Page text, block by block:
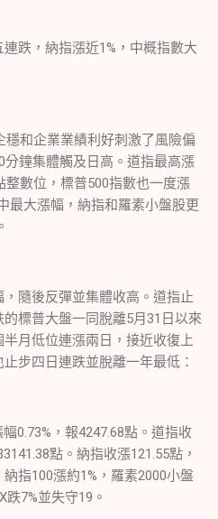
跌，納指漲近1%，中概指數大
穩和企業業績利好刺激了風險偏
鐘集體觸及日高。道指最高漲
整數位，標普500指數也一度漲
最大漲幅，納指和羅素小盤股更
隨後反彈並集體收高。道指止
標普大盤一同脫離5月31日以來
月低位連漲兩日，接近收復上
步四日連跌並脫離一年最低：
0.73%，報4247.68點。道指收
點。納指收漲121.55點，
指100漲約1%，羅素2000小盤
跌7%並失守19。